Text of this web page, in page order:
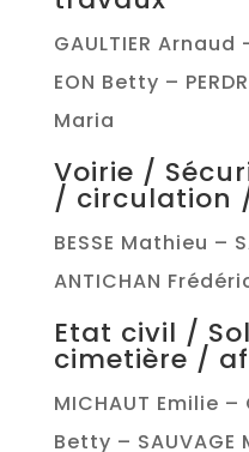
GAULTIER
EON Betty –
Maria
Voirie /
/ circulation
BESSE Mathieu –
ANTICHAN
Etat civil /
cimetière /
MICHAUT Emilie –
Betty – SAUVAGE